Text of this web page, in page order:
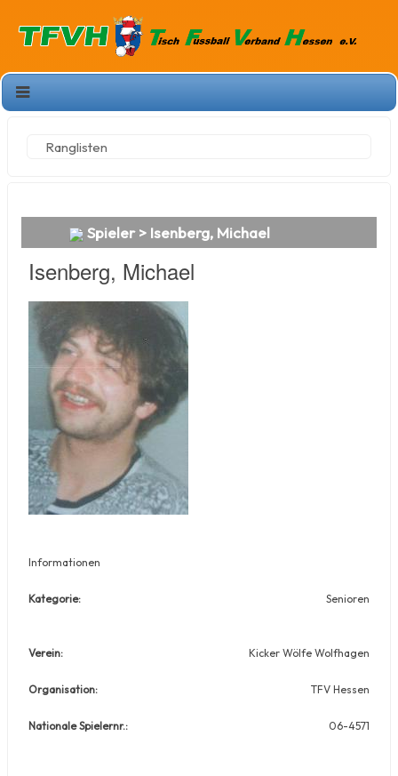
Ranglisten
Spieler > Isenberg, Michael
Isenberg, Michael
Informationen
Kategorie: Senioren
Verein: Kicker Wölfe Wolfhagen
Organisation: TFV Hessen
Nationale Spielernr.: 06-4571